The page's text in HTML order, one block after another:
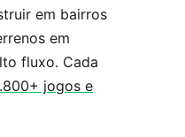
em bairros
em
fluxo. Cada
jogos e